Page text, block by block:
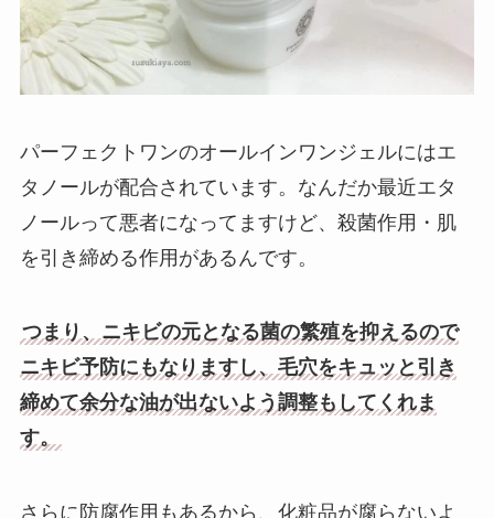
パーフェクトワンのオールインワンジェルにはエ
タノールが配合されています。なんだか最近エタ
ノールって悪者になってますけど、殺菌作用・肌
を引き締める作用があるんです。
つまり、ニキビの元となる菌の繁殖を抑えるので
ニキビ予防にもなりますし、毛穴をキュッと引き
締めて余分な油が出ないよう調整もしてくれま
す。
さらに防腐作用もあるから、化粧品が腐らないよ